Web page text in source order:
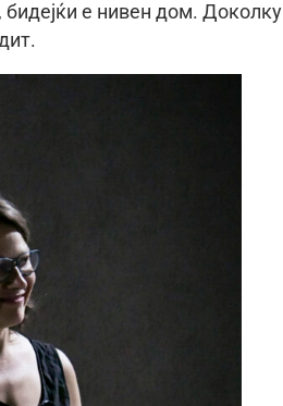
бидејќи е нивен дом. Доколку